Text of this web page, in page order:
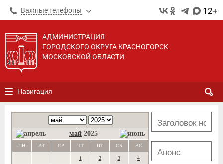
Важные телефоны 12+
АДМИНИСТРАЦИЯ
ГОРОДСКОГО ОКРУГА КРАСНОГОРСК
МОСКОВСКОЙ ОБЛАСТИ
Навигация
май 2025
ПН ВТ СР ЧТ ПТ СБ ВС
1 2 3 4